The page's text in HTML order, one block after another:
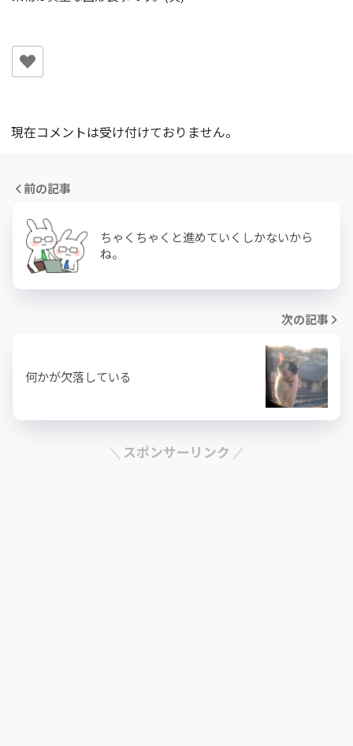
現在コメントは受け付けておりません。
前の記事
ちゃくちゃくと進めていくしかないから
ね。
次の記事
何かが欠落している
スポンサーリンク